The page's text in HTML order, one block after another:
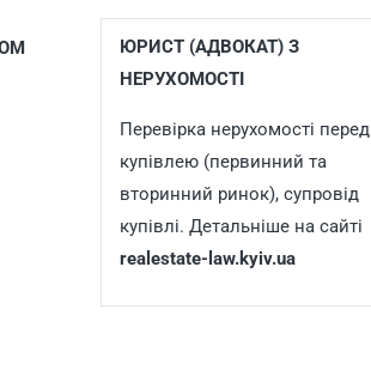
ЮРИСТ (АДВОКАТ) З
НЕРУХОМОСТІ
Перевірка нерухомості перед
купівлею (первинний та
вторинний ринок), супровід
купівлі. Детальніше на сайті
realestate-law.kyiv.ua